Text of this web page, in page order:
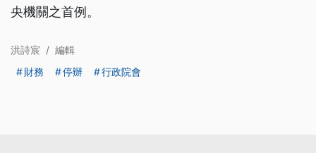
央機關之首例。
洪詩宸 / 編輯
財務
停辦 行政院會